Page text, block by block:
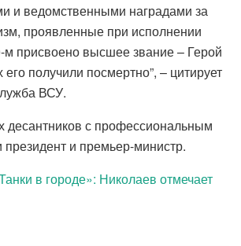
и ведомственными наградами за
проявленные при исполнении
м присвоено высшее звание – Герой
получили посмертно”, – цитирует
ВСУ.
десантников с профессиональным
и премьер-министр.
в городе»: Николаев отмечает